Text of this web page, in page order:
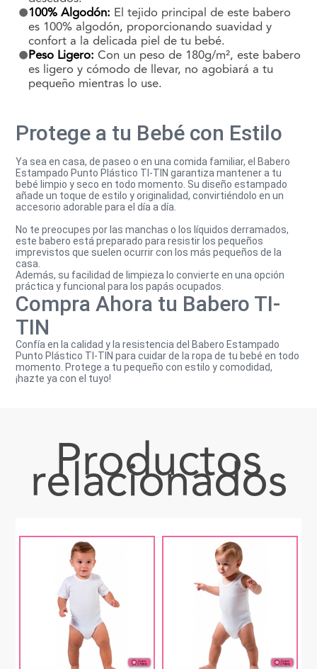
100% Algodón: El tejido principal de este babero
es 100% algodón, proporcionando suavidad y
confort a la delicada piel de tu bebé.
Peso Ligero: Con un peso de 180g/m², este babero
es ligero y cómodo de llevar, no agobiará a tu
pequeño mientras lo use.
Protege a tu Bebé con Estilo
Ya sea en casa, de paseo o en una comida familiar, el Babero
Estampado Punto Plástico TI-TIN garantiza mantener a tu
bebé limpio y seco en todo momento. Su diseño estampado
añade un toque de estilo y originalidad, convirtiéndolo en un
accesorio adorable para el día a día.
No te preocupes por las manchas o los líquidos derramados,
este babero está preparado para resistir los pequeños
imprevistos que suelen ocurrir con los más pequeños de la
casa.
Además, su facilidad de limpieza lo convierte en una opción
práctica y funcional para los papás ocupados.
Compra Ahora tu Babero TI-
TIN
Confía en la calidad y la resistencia del Babero Estampado
Punto Plástico TI-TIN para cuidar de la ropa de tu bebé en todo
momento. Protege a tu pequeño con estilo y comodidad,
¡hazte ya con el tuyo!
Productos
relacionados